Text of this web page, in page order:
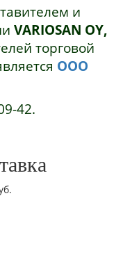
и
VARIOSAN OY,
торговой
ООО
42.